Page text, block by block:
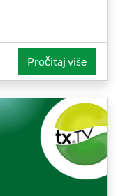
Pročitaj više